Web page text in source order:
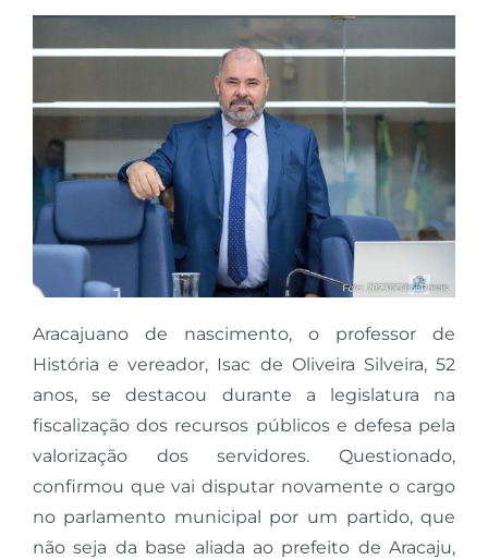
Aracajuano de nascimento, o professor de
História e vereador, Isac de Oliveira Silveira, 52
anos, se destacou durante a legislatura na
fiscalização dos recursos públicos e defesa pela
valorização dos servidores. Questionado,
confirmou que vai disputar novamente o cargo
no parlamento municipal por um partido, que
não seja da base aliada ao prefeito de Aracaju,